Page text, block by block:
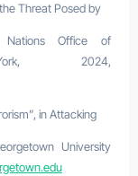
Threat Posed by
Nations Office of
2024,
in Attacking
University